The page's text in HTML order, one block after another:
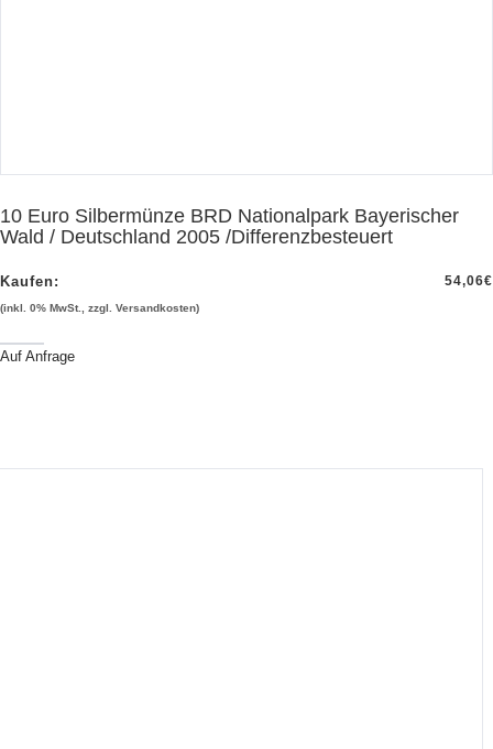
10 Euro Silbermünze BRD Nationalpark Bayerischer
Wald / Deutschland 2005 /Differenzbesteuert
Kaufen: 54,06€
(inkl. 0% MwSt., zzgl. Versandkosten)
Auf Anfrage